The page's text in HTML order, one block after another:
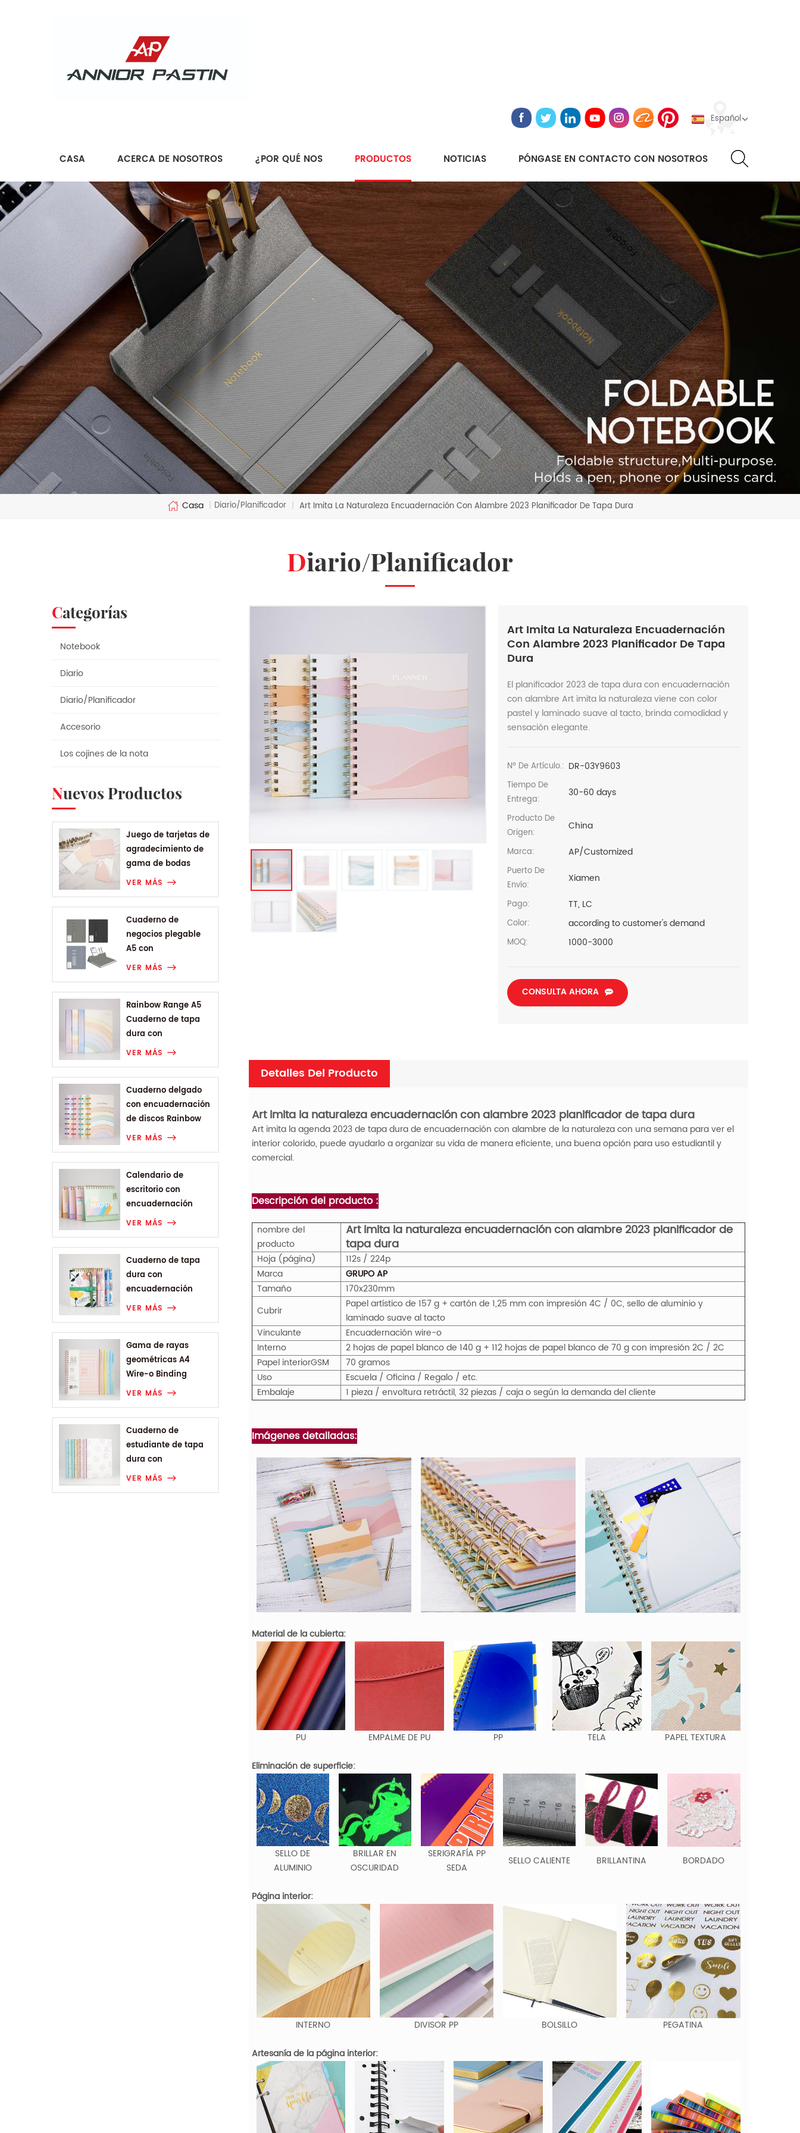
Español
CASA ACERCA DE NOSOTROS ¿POR QUÉ NOS PRODUCTOS NOTICIAS PÓNGASE EN CONTACTO CON NOSOTROS
Casa | Diario/Planificador | Art Imita La Naturaleza Encuadernación Con Alambre 2023 Planificador De Tapa Dura
Diario/Planificador
Categorías
Notebook
Diario
Diario/Planificador
Accesorio
Los cojines de la nota
Nuevos Productos
Juego de tarjetas de
agradecimiento de
gama de bodas
VER MÁS
Cuaderno de
negocios plegable
A5 con
encuadernación
VER MÁS
Rainbow Range A5
Cuaderno de tapa
dura con
encuadernación
VER MÁS
Cuaderno delgado
con encuadernación
de discos Rainbow
Range
VER MÁS
Calendario de
escritorio con
encuadernación
Wire-o de la gama
VER MÁS
Cuaderno de tapa
dura con
encuadernación
Wire-o A6 de Plant
VER MÁS
Gama de rayas
geométricas A4
Wire-o Binding
College Notebook
VER MÁS
Cuaderno de
estudiante de tapa
dura con
encuadernación en
VER MÁS
Art Imita La Naturaleza Encuadernación
Con Alambre 2023 Planificador De Tapa
Dura
El planificador 2023 de tapa dura con encuadernación
con alambre Art imita la naturaleza viene con color
pastel y laminado suave al tacto, brinda comodidad y
sensación elegante.
Nº De Artículo.: DR-03Y9603
Tiempo De
Entrega:
30-60 days
Producto De
Origen:
China
Marca: AP/Customized
Puerto De
Envío:
Xiamen
Pago: TT, LC
Color: according to customer's demand
MOQ: 1000-3000
CONSULTA AHORA
Detalles Del Producto
Art imita la naturaleza encuadernación con alambre 2023 planificador de tapa dura
Art imita la agenda 2023 de tapa dura de encuadernación con alambre de la naturaleza con una semana para ver el
interior colorido, puede ayudarlo a organizar su vida de manera eficiente, una buena opción para uso estudiantil y
comercial.
Descripción del producto :
nombre del
producto
Art imita la naturaleza encuadernación con alambre 2023 planificador de
tapa dura
Hoja (página)
112s / 224p
Marca
GRUPO AP
Tamaño
170x230mm
Cubrir
Papel artístico de 157 g + cartón de 1,25 mm con impresión 4C / 0C, sello de aluminio y
laminado suave al tacto
Vinculante
Encuadernación wire-o
Interno
2 hojas de papel blanco de 140 g + 112 hojas de papel blanco de 70 g con impresión 2C / 2C
Papel interiorGSM
70 gramos
Uso
Escuela / Oficina / Regalo / etc.
Embalaje
1 pieza / envoltura retráctil, 32 piezas / caja o según la demanda del cliente
Imágenes detalladas:
Material de la cubierta:
PU EMPALME DE PU PP TELA PAPEL TEXTURA
Eliminación de superficie:
SELLO DE
ALUMINIO
BRILLAR EN
OSCURIDAD
SERIGRAFÍA PP
SEDA
SELLO CALIENTE BRILLANTINA BORDADO
Página interior:
INTERNO DIVISOR PP BOLSILLO PEGATINA
Artesanía de la página interior: